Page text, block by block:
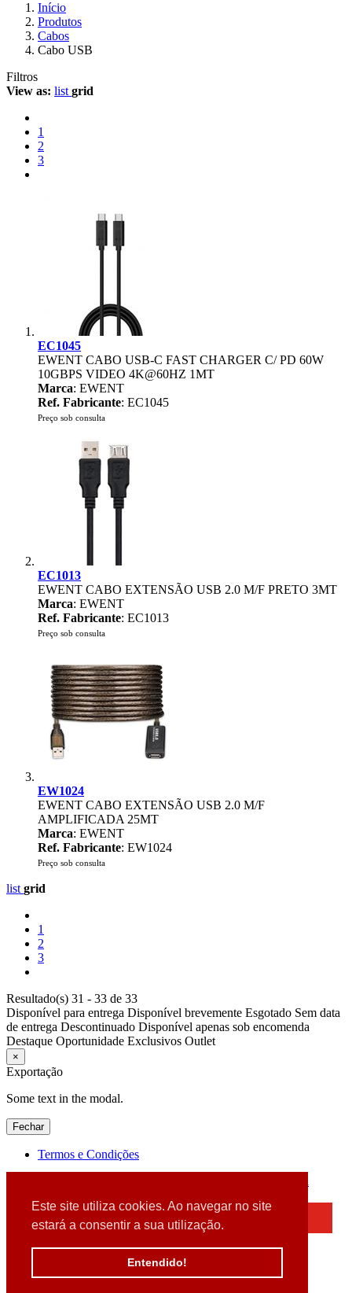
Este site utiliza cookies. Ao navegar no site
estará a consentir a sua utilização.
Entendido!
Início
Produtos
Cabos
Cabo USB
Filtros
View as: list grid
1
2
3
EC1045
EWENT CABO USB-C FAST CHARGER C/ PD 60W
10GBPS VIDEO 4K@60HZ 1MT
Marca: EWENT
Ref. Fabricante: EC1045
Preço sob consulta
EC1013
EWENT CABO EXTENSÃO USB 2.0 M/F PRETO 3MT
Marca: EWENT
Ref. Fabricante: EC1013
Preço sob consulta
EW1024
EWENT CABO EXTENSÃO USB 2.0 M/F
AMPLIFICADA 25MT
Marca: EWENT
Ref. Fabricante: EW1024
Preço sob consulta
list grid
1
2
3
Resultado(s) 31 - 33 de 33
Disponível para entrega Disponível brevemente Esgotado Sem data
de entrega Descontinuado Disponível apenas sob encomenda
Destaque Oportunidade Exclusivos Outlet
×
Exportação
Some text in the modal.
Fechar
Termos e Condições
Detectamos que está a usar um browser desatualizado
Por favor, atualize o seu browser
para garantir uma melhor experiência.